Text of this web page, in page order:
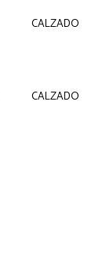
CALZADO
CALZADO